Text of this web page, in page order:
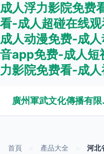
成人浮力影院免费
看-成人超碰在线
成人动漫免费-成
音app免费-成人短
力影院免费看-成
廣
首頁 產品大全
河北